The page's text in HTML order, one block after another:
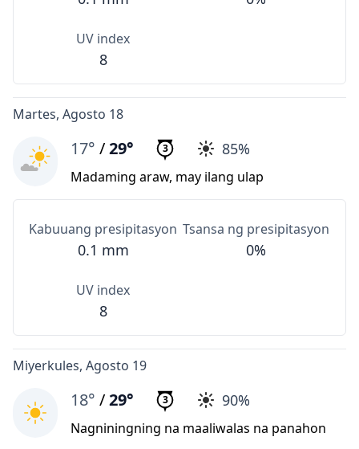
UV index
8
Martes, Agosto 18
17° /29° 3 85%
Madaming araw, may ilang ulap
Kabuuang presipitasyon
0.1 mm
Tsansa ng presipitasyon
0%
UV index
8
Miyerkules, Agosto 19
18° /29° 3 90%
Nagniningning na maaliwalas na panahon